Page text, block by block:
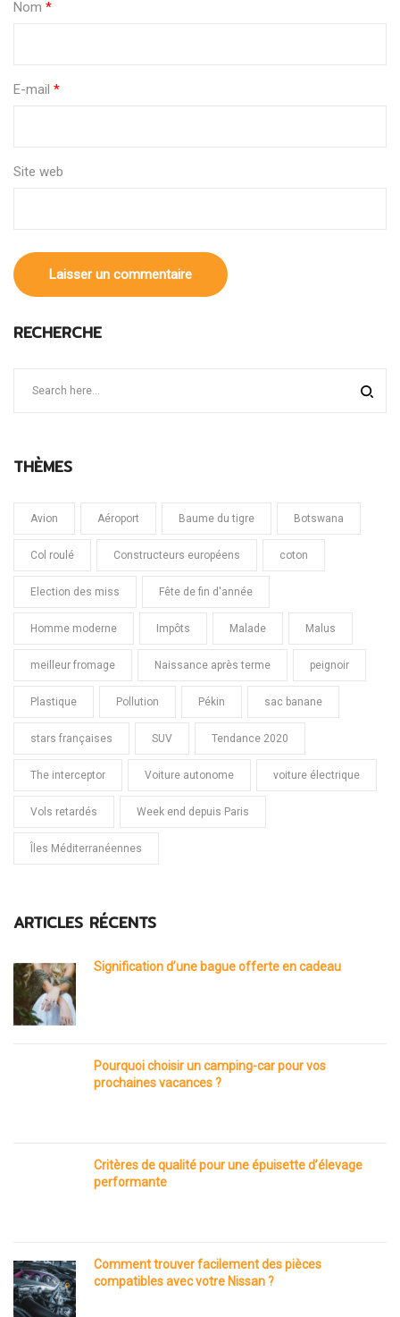
Nom *
E-mail *
Site web
RECHERCHE
THÈMES
Avion Aéroport Baume du tigre Botswana
Col roulé Constructeurs européens coton
Election des miss Fête de fin d'année
Homme moderne Impôts Malade Malus
meilleur fromage Naissance après terme peignoir
Plastique Pollution Pékin sac banane
stars françaises SUV Tendance 2020
The interceptor Voiture autonome voiture électrique
Vols retardés Week end depuis Paris
Îles Méditerranéennes
ARTICLES RÉCENTS
Signification d’une bague offerte en cadeau
Pourquoi choisir un camping-car pour vos
prochaines vacances ?
Critères de qualité pour une épuisette d’élevage
performante
Comment trouver facilement des pièces
compatibles avec votre Nissan ?